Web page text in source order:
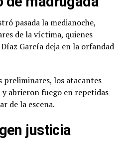
pasada la medianoche,
de la víctima, quienes
García deja en la orfandad
preliminares, los atacantes
abrieron fuego en repetidas
de la escena.
justicia